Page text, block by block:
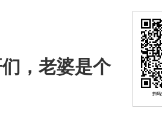
，老婆是个
扫码